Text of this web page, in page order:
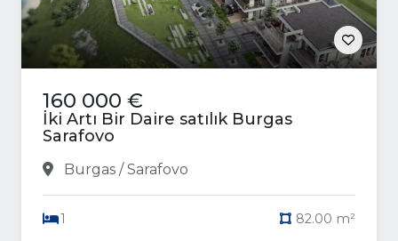
160 000 €
İki Artı Bir Daire satılık Burgas
Sarafovo
Burgas / Sarafovo
1 82.00 m²